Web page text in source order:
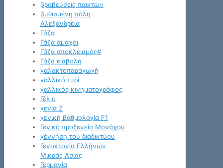
βραβεύσεις παικτών
βυθισμένη πόλη
Αλεξάνδρεια
Γάζα
Γάζα άμαχοι
Γάζα αποκλεισμός#
Γάζα εισβολή
γαλακτοπαραγωγή
γαλλικό τυρί
γαλλικός κινηματογράφος
Γέλιο
γενιά Z
γενική βαθμολογία F1
Γενικό προξενείο Μονάχου
γέννηση του διαδικτύου
Γενοκτονία Ελλήνων
Μικράς Ασίας
Γερμανία